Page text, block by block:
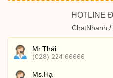
HOTLINE
ChatNhanh /
Mr.Thái
(028) 224 66666
Ms.Hạ